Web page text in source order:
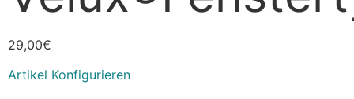
29,00€
Artikel Konfigurieren